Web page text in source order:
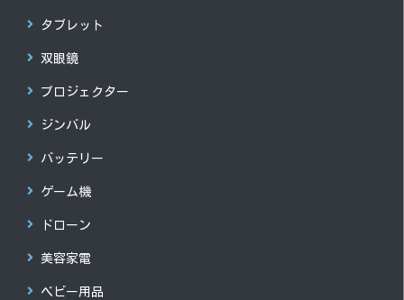
タブレット
双眼鏡
プロジェクター
ジンバル
バッテリー
ゲーム機
ドローン
美容家電
ベビー用品